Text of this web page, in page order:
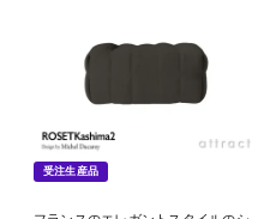
受注生産品